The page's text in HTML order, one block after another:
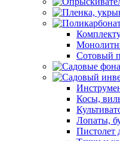
Сотовый
Косы,
Лопаты,
Пистолет